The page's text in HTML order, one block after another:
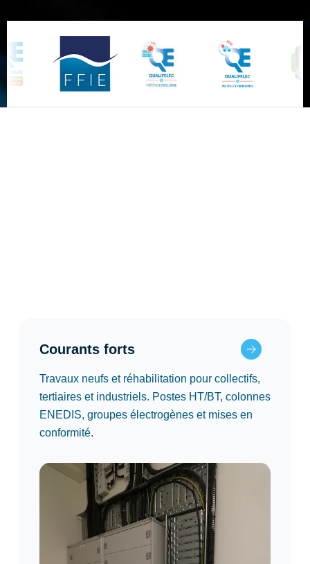
Courants forts
Travaux neufs et réhabilitation pour collectifs,
tertiaires et industriels. Postes HT/BT, colonnes
ENEDIS, groupes électrogènes et mises en
conformité.